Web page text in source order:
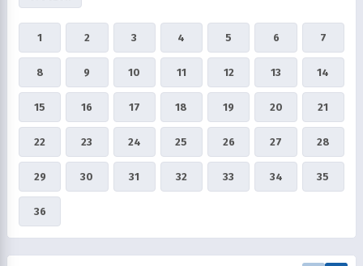
1 2 3 4 5 6 7
8 9 10 11 12 13 14
15 16 17 18 19 20 21
22 23 24 25 26 27 28
29 30 31 32 33 34 35
36